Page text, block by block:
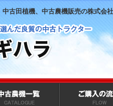
古田植機、中古農機販売の株式会